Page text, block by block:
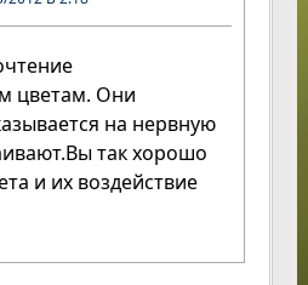
цветам. Они
на нервную
так хорошо
и их воздействие